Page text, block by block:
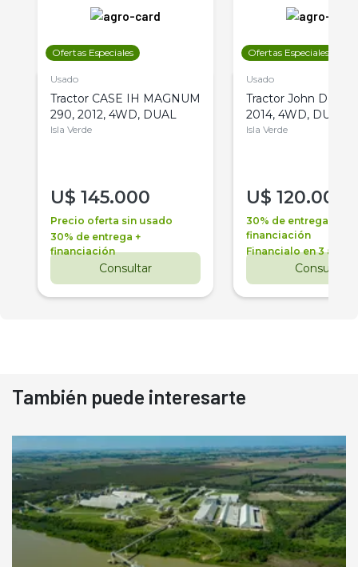
Ofertas Especiales
Usado
Tractor CASE IH MAGNUM
290, 2012, 4WD, DUAL
Isla Verde
U$ 145.000
Precio oferta sin usado
30% de entrega +
financiación
Consultar
Ofertas Especiales
Usado
Tractor John Deere
2014, 4WD, DUAL
Isla Verde
U$ 120.000
30% de entrega +
financiación
Financialo en 3 años
Consultar
También puede interesarte